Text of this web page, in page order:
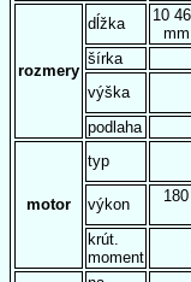
rozmery
dĺžka
10
mm
šírka
výška
podlaha
motor
typ
výkon
krút.
moment